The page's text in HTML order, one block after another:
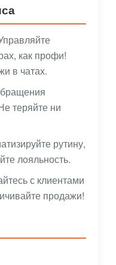
как профи!
в чатах.
теряйте ни
рутину,
лояльность.
с клиентами
продажи!